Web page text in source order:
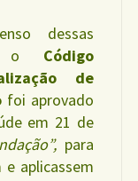
dessas
o Código
de
foi aprovado
em 21 de
para
aplicassem